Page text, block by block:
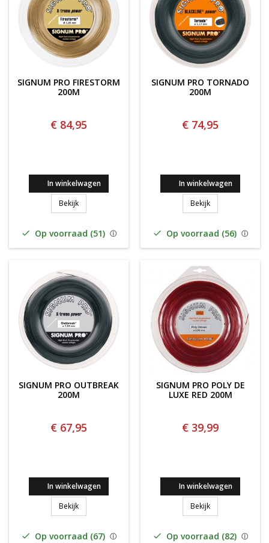
SIGNUM PRO FIRESTORM
200M
€ 84,95
In winkelwagen
BekijkSignum Pro Firestorm 200m
 Op voorraad (51)
SIGNUM PRO TORNADO
200M
€ 74,95
In winkelwagen
BekijkSignum Pro
 Op voorraad (56)
SIGNUM PRO OUTBREAK
200M
€ 67,95
In winkelwagen
BekijkSIGNUM PRO OUTBREAK 200M
 Op voorraad (67)
SIGNUM PRO POLY DE
LUXE RED 200M
€ 39,99
In winkelwagen
BekijkSignum Pro Poly
 Op voorraad (82)